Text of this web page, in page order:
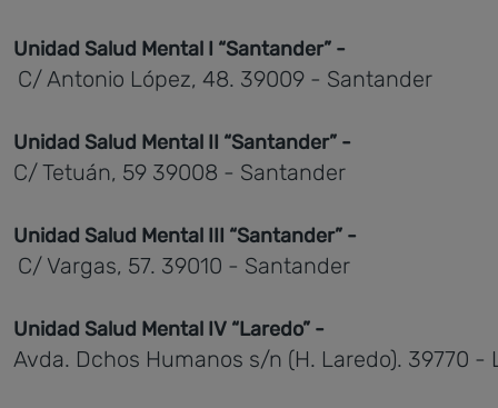
Unidad Salud Mental I “Santander” -
C/ Antonio López, 48. 39009 - Santander
Unidad Salud Mental II “Santander” -
C/ Tetuán, 59 39008 - Santander
Unidad Salud Mental III “Santander” -
C/ Vargas, 57. 39010 - Santander
Unidad Salud Mental IV “Laredo” -
Avda. Dchos Humanos s/n (H. Laredo). 39770 -